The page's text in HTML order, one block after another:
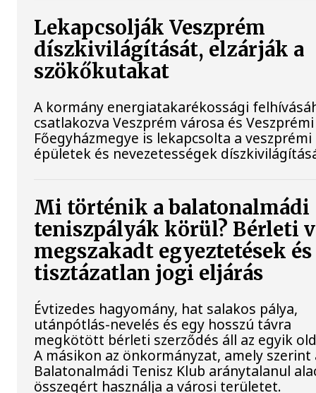
Lekapcsolják Veszprém
díszkivilágítását, elzárják a
szökőkutakat
A kormány energiatakarékossági
csatlakozva Veszprém városa és Veszprémi
Főegyházmegye is lekapcsolta a veszprémi
épületek és nevezetességek
Mi történik a balatonalmádi
teniszpályák körül? Bérleti
megszakadt egyeztetések
tisztázatlan jogi eljárás
Évtizedes hagyomány, hat salakos pálya,
utánpótlás-nevelés és egy hosszú távra
megkötött bérleti szerződés áll az egyik
A másikon az önkormányzat, amely szerint
Balatonalmádi Tenisz Klub aránytalanul
összegért használja a városi területet.